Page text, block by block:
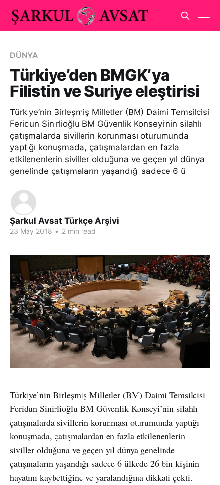
DÜNYA
Türkiye’den BMGK’ya
Filistin ve Suriye eleştirisi
Türkiye’nin Birleşmiş Milletler (BM) Daimi Temsilcisi
Feridun Sinirlioğlu BM Güvenlik Konseyi’nin silahlı
çatışmalarda sivillerin korunması oturumunda
yaptığı konuşmada, çatışmalardan en fazla
etkilenenlerin siviller olduğuna ve geçen yıl dünya
genelinde çatışmaların yaşandığı sadece 6 ü
Şarkul Avsat Türkçe Arşivi
23 May 2018 • 2 min read
Türkiye’nin Birleşmiş Milletler (BM) Daimi Temsilcisi
Feridun Sinirlioğlu BM Güvenlik Konseyi’nin silahlı
çatışmalarda sivillerin korunması oturumunda yaptığı
konuşmada, çatışmalardan en fazla etkilenenlerin
siviller olduğuna ve geçen yıl dünya genelinde
çatışmaların yaşandığı sadece 6 ülkede 26 bin kişinin
hayatını kaybettiğine ve yaralandığına dikkati çekti.